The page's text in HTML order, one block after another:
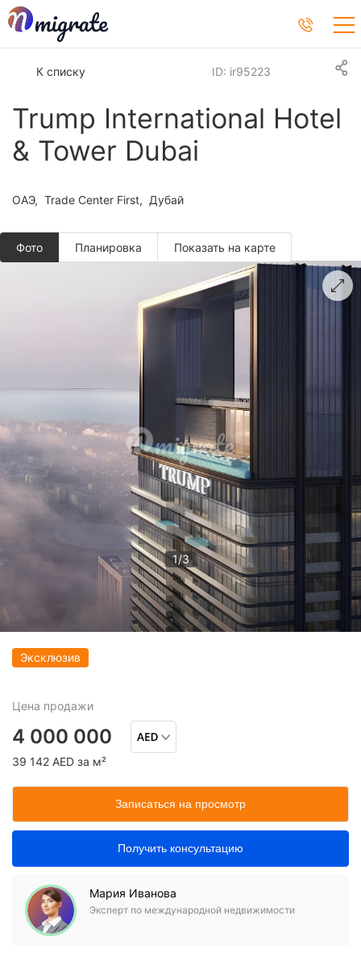
К списку
Trump International Hotel
& Tower Dubai
ID: ir95223
ОАЭ Trade Center First Дубай
Фото
1/3
Планировкa Показать на карте
Эксклюзив
Цена продажи
4 000 000
39 142 AED за м²
Записаться на просмотр
Получить консультацию
Мария Иванова
Эксперт по международной недвижимости